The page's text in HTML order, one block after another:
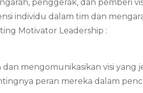
penggerak, dan pemberi
individu dalam tim dan
Motivator Leadership :
mengomunikasikan visi yang
peran mereka dalam